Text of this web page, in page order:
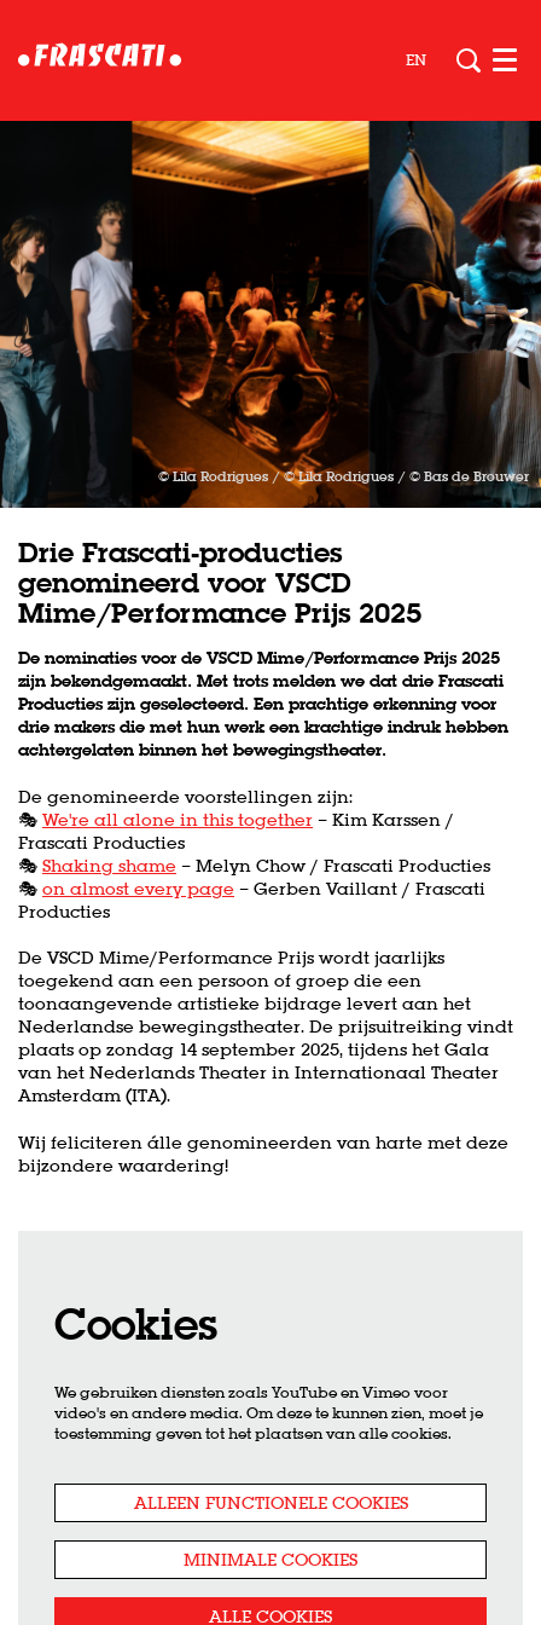
EN
© Lila Rodrigues / © Lila Rodrigues / © Bas de Brouwer
Drie Frascati-producties
genomineerd voor VSCD
Mime/Performance Prijs 2025
De nominaties voor de VSCD Mime/Performance Prijs 2025
zijn bekendgemaakt. Met trots melden we dat drie Frascati
Producties zijn geselecteerd. Een prachtige erkenning voor
drie makers die met hun werk een krachtige indruk hebben
achtergelaten binnen het bewegingstheater.
De genomineerde voorstellingen zijn:
🎭 We're all alone in this together – Kim Karssen /
Frascati Producties
🎭 Shaking shame – Melyn Chow / Frascati Producties
🎭 on almost every page – Gerben Vaillant / Frascati
Producties
De VSCD Mime/Performance Prijs wordt jaarlijks
toegekend aan een persoon of groep die een
toonaangevende artistieke bijdrage levert aan het
Nederlandse bewegingstheater. De prijsuitreiking vindt
plaats op zondag 14 september 2025, tijdens het Gala
van het Nederlands Theater in Internationaal Theater
Amsterdam (ITA).
Wij feliciteren álle genomineerden van harte met deze
bijzondere waardering!
Cookies
We gebruiken diensten zoals YouTube en Vimeo voor
video's en andere media. Om deze te kunnen zien, moet je
toestemming geven tot het plaatsen van alle cookies.
ALLEEN FUNCTIONELE COOKIES
MINIMALE COOKIES
ALLE COOKIES